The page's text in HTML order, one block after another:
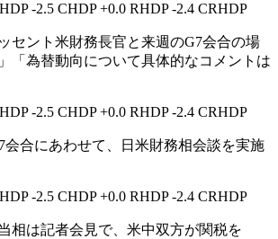
-2.5 CHDP +0.0 RHDP -2.4 CRHDP
セント米財務長官と来週のG7会合の場
「為替動向について具体的なコメントは
-2.5 CHDP +0.0 RHDP -2.4 CRHDP
会合にあわせて、日米財務相会談を実施
-2.5 CHDP +0.0 RHDP -2.4 CRHDP
相は記者会見で、米中双方が関税を